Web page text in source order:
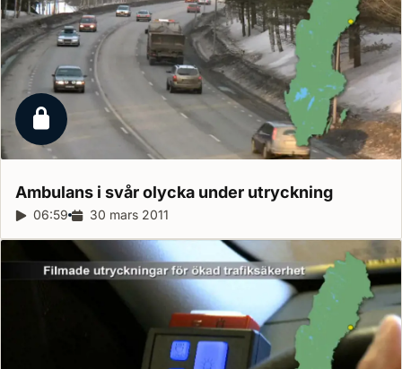
Låst reportage
Ambulans i svår olycka under utryckning
Reportagelängd:
06:59 Releasedatum:
30 mars 2011